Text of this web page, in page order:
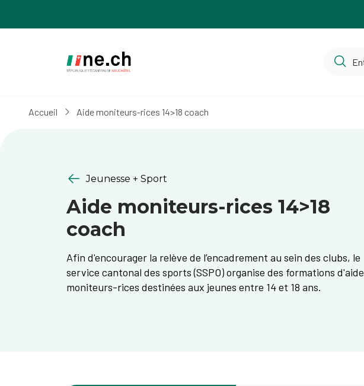
Accueil Aide moniteurs-rices 14>18 coach
Jeunesse + Sport
Aide moniteurs-rices 14>18
coach
Afin d'encourager la relève de l’encadrement au sein des clubs, le
service cantonal des sports (SSPO) organise des formations d'aide
moniteurs-rices destinées aux jeunes entre 14 et 18 ans.